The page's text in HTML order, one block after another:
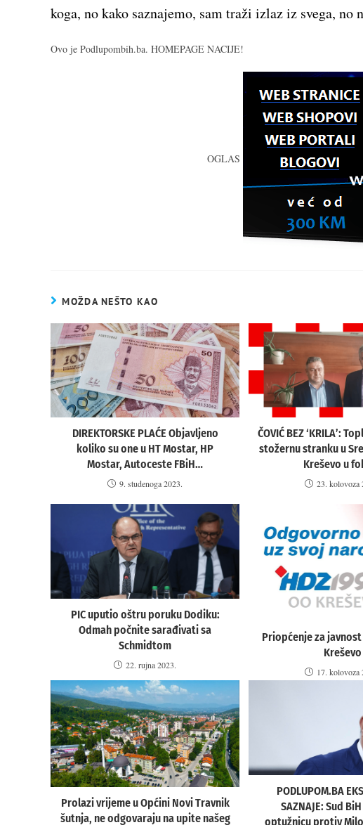
koga, no kako saznajemo, sam traži izlaz iz svega, no
Ovo je Podlupombih.ba. HOMEPAGE NACIJE!
OGLAS
MOŽDA NEŠTO KAO
DIREKTORSKE PLAĆE Objavljeno
koliko su one u HT Mostar, HP
Mostar, Autoceste FBiH…
9. studenoga 2023.
ČOVIĆ BEZ ‘KRILA’:
stožernu stranku u
Kreševo u
23. kolovoza
PIC uputio oštru poruku Dodiku:
Odmah počnite sarađivati sa
Schmidtom
22. rujna 2023.
Priopćenje za javnost
Kreševo
17. kolovoza
Prolazi vrijeme u Općini Novi Travnik
šutnja, ne odgovaraju na upite našeg
PODLUPOM.BA
SAZNAJE: Sud
optužnicu protiv